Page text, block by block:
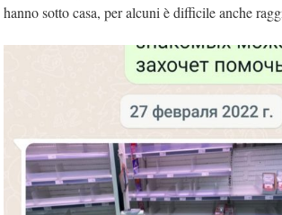
hanno sotto casa, per alcuni è difficile anche